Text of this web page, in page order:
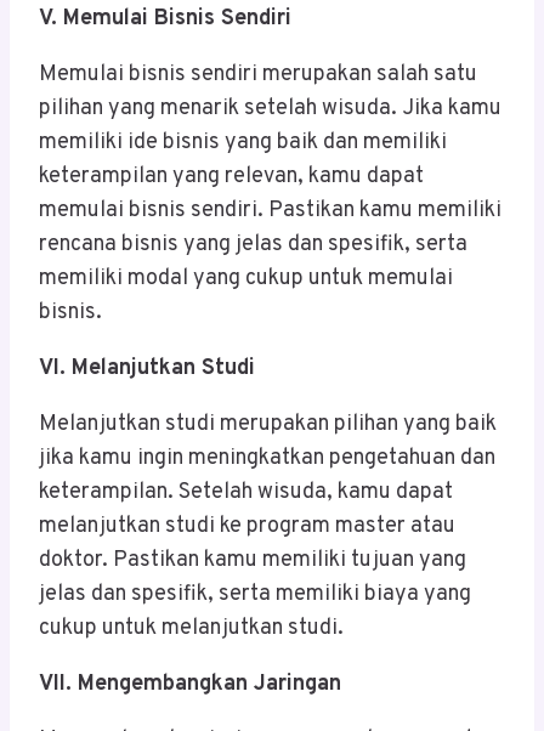
V. Memulai Bisnis Sendiri
Memulai bisnis sendiri merupakan salah satu
pilihan yang menarik setelah wisuda. Jika kamu
memiliki ide bisnis yang baik dan memiliki
keterampilan yang relevan, kamu dapat
memulai bisnis sendiri. Pastikan kamu memiliki
rencana bisnis yang jelas dan spesifik, serta
memiliki modal yang cukup untuk memulai
bisnis.
VI. Melanjutkan Studi
Melanjutkan studi merupakan pilihan yang baik
jika kamu ingin meningkatkan pengetahuan dan
keterampilan. Setelah wisuda, kamu dapat
melanjutkan studi ke program master atau
doktor. Pastikan kamu memiliki tujuan yang
jelas dan spesifik, serta memiliki biaya yang
cukup untuk melanjutkan studi.
VII. Mengembangkan Jaringan